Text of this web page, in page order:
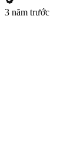
3 năm trước